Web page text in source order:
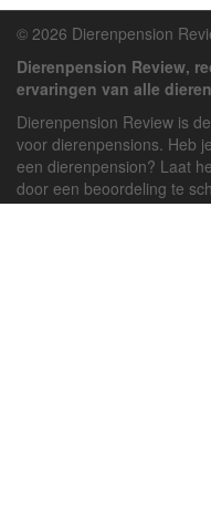
© 2026 Dierenpension
Dierenpension Review,
ervaringen van alle
Dierenpension Review is
voor dierenpensions. Heb
een dierenpension? Laat
door een beoordeling te